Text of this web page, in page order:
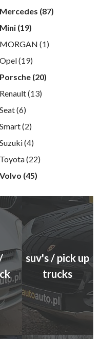
Mercedes (87)
Mini (19)
MORGAN (1)
Opel (19)
Porsche (20)
Renault (13)
Seat (6)
Smart (2)
Suzuki (4)
Toyota (22)
Volvo (45)
suv's / pick up
trucks